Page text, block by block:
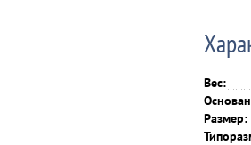
Вес:
Размер: